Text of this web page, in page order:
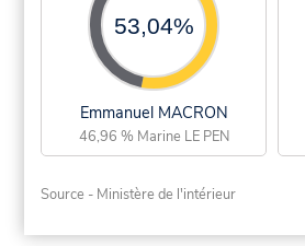
53,04%
Emmanuel MACRON
46,96 % Marine LE PEN
Source - Ministère de l'intérieur